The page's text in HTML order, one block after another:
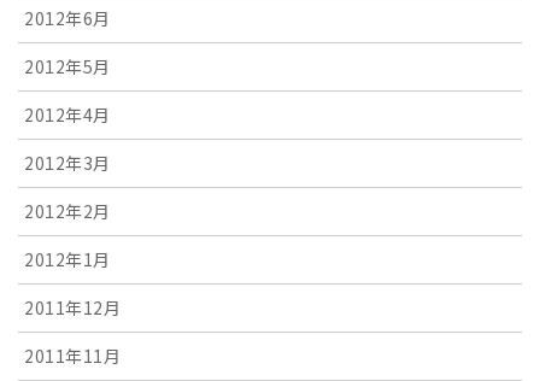
2012年6月
2012年5月
2012年4月
2012年3月
2012年2月
2012年1月
2011年12月
2011年11月